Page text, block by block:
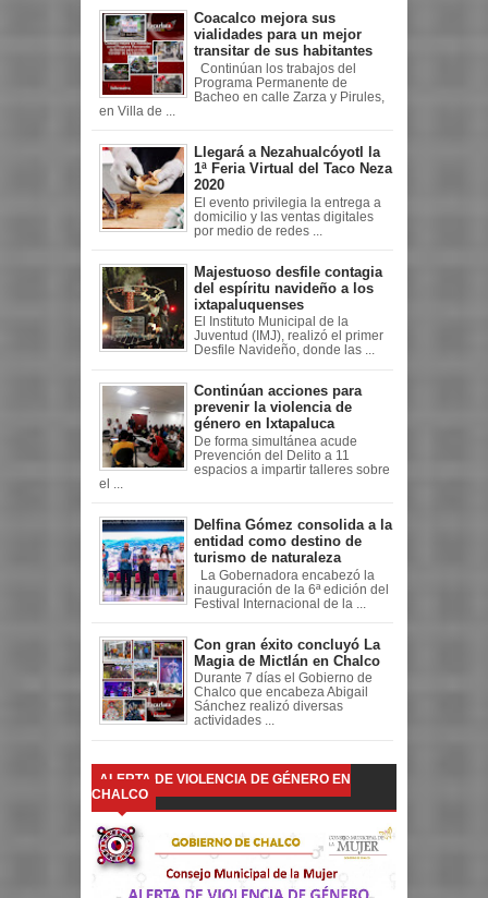
Coacalco mejora sus
vialidades para un mejor
transitar de sus habitantes
Continúan los trabajos del
Programa Permanente de
Bacheo en calle Zarza y Pirules,
en Villa de ...
Llegará a Nezahualcóyotl la
1ª Feria Virtual del Taco Neza
2020
El evento privilegia la entrega a
domicilio y las ventas digitales
por medio de redes ...
Majestuoso desfile contagia
del espíritu navideño a los
ixtapaluquenses
El Instituto Municipal de la
Juventud (IMJ), realizó el primer
Desfile Navideño, donde las ...
Continúan acciones para
prevenir la violencia de
género en Ixtapaluca
De forma simultánea acude
Prevención del Delito a 11
espacios a impartir talleres sobre
el ...
Delfina Gómez consolida a la
entidad como destino de
turismo de naturaleza
La Gobernadora encabezó la
inauguración de la 6ª edición del
Festival Internacional de la ...
Con gran éxito concluyó La
Magia de Mictlán en Chalco
Durante 7 días el Gobierno de
Chalco que encabeza Abigail
Sánchez realizó diversas
actividades ...
ALERTA DE VIOLENCIA DE GÉNERO EN
CHALCO